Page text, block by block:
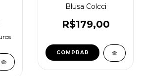
Blusa Colcci
R$179,00
COMPRAR